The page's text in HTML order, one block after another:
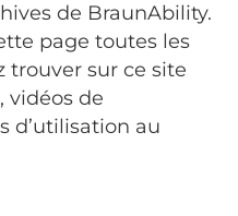
de BraunAbility.
page toutes les
trouver sur ce site
vidéos de
d’utilisation au